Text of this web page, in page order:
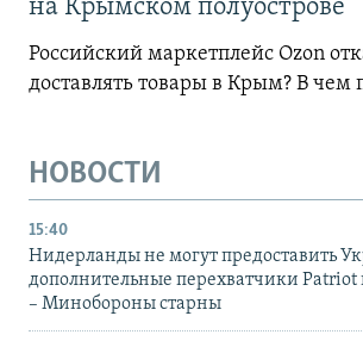
на Крымском полуострове
Российский маркетплейс Ozon
доставлять товары в Крым? В чем
НОВОСТИ
15:40
Нидерланды не могут предоставить
дополнительные перехватчики Patriot
– Минобороны старны